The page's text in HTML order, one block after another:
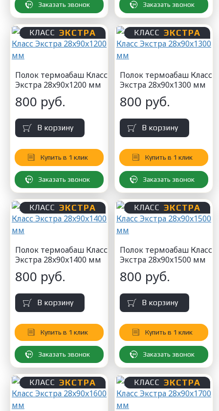
Заказать звонок Заказать звонок
КЛАСС ЭКСТРА
Полок термоабаш Класс
Экстра 28x90x1200 мм
800 руб.
В корзину
Купить в 1 клик
Заказать звонок
КЛАСС ЭКСТРА
Полок термоабаш Класс
Экстра 28x90x1300 мм
800 руб.
В корзину
Купить в 1 клик
Заказать звонок
КЛАСС ЭКСТРА
Полок термоабаш Класс
Экстра 28x90x1400 мм
800 руб.
В корзину
Купить в 1 клик
Заказать звонок
КЛАСС ЭКСТРА
Полок термоабаш Класс
Экстра 28x90x1500 мм
800 руб.
В корзину
Купить в 1 клик
Заказать звонок
КЛАСС ЭКСТРА КЛАСС ЭКСТРА